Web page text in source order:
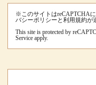
※このサイトはreCAPTCHA
バシーポリシーと利用規約が
This site is protected by
Service apply.